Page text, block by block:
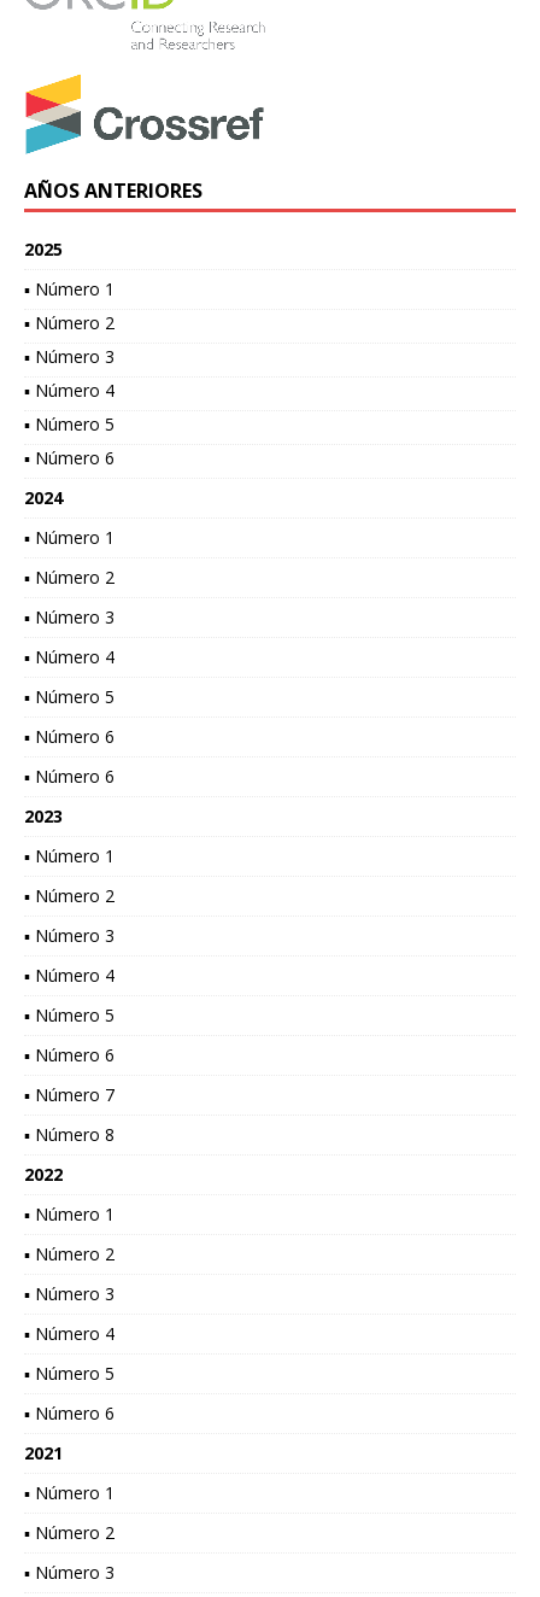
AÑOS ANTERIORES
2025
▪ Número 1
▪ Número 2
▪ Número 3
▪ Número 4
▪ Número 5
▪ Número 6
2024
▪ Número 1
▪ Número 2
▪ Número 3
▪ Número 4
▪ Número 5
▪ Número 6
▪ Número 6
2023
▪ Número 1
▪ Número 2
▪ Número 3
▪ Número 4
▪ Número 5
▪ Número 6
▪ Número 7
▪ Número 8
2022
▪ Número 1
▪ Número 2
▪ Número 3
▪ Número 4
▪ Número 5
▪ Número 6
2021
▪ Número 1
▪ Número 2
▪ Número 3